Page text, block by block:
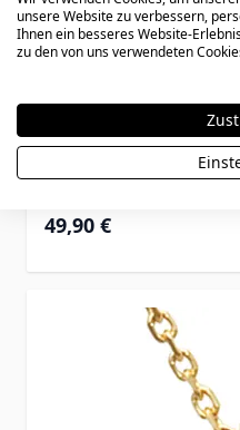
Sternzeichen
-
49,90 €
unsere Website zu verbessern,
Ihnen ein besseres Website-
zu den von uns verwendeten